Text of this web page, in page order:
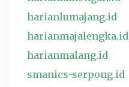
harianlumajang.id
harianmajalengka.id
harianmalang.id
smanics-serpong.id